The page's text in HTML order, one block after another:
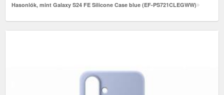
Hasonlók, mint Galaxy S24 FE Silicone Case blue (EF-PS721CLEGWW)